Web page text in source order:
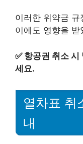
이러한 위약금
이에도 영향을 받
✅ 항공권 취소 시
세요.
열차표 취
내